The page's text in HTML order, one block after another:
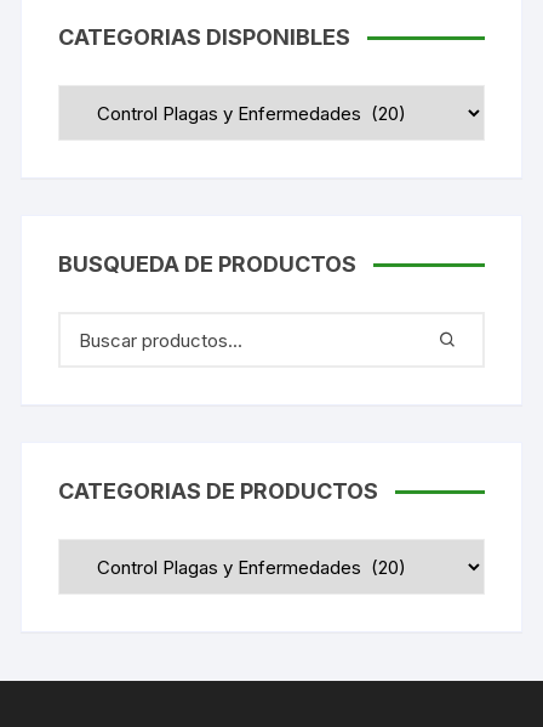
CATEGORIAS DISPONIBLES
BUSQUEDA DE PRODUCTOS
CATEGORIAS DE PRODUCTOS